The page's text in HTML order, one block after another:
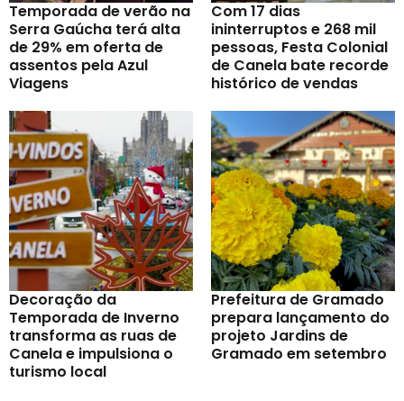
Temporada de verão na
Serra Gaúcha terá alta
de 29% em oferta de
assentos pela Azul
Viagens
Com 17 dias
ininterruptos e 268 mil
pessoas, Festa Colonial
de Canela bate recorde
histórico de vendas
Decoração da
Temporada de Inverno
transforma as ruas de
Canela e impulsiona o
turismo local
Prefeitura de Gramado
prepara lançamento do
projeto Jardins de
Gramado em setembro